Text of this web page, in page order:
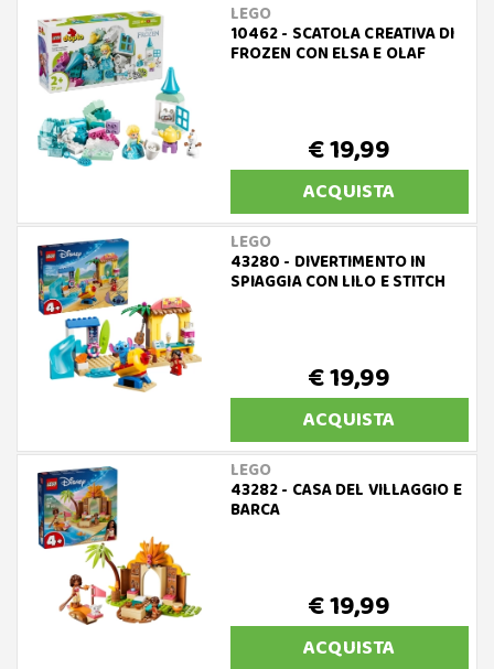
LEGO
10462 - SCATOLA CREATIVA DI
FROZEN CON ELSA E OLAF
€ 19,99
ACQUISTA
LEGO
43280 - DIVERTIMENTO IN
SPIAGGIA CON LILO E STITCH
€ 19,99
ACQUISTA
LEGO
43282 - CASA DEL VILLAGGIO E
BARCA
€ 19,99
ACQUISTA